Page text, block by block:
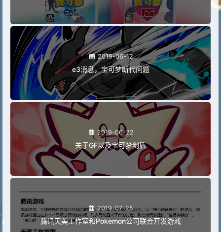
2019-06-12
e3消息，宝可梦断代问题
2019-06-22
关于GF以及宝可梦剑盾
2019-07-25
腾讯天美工作室和Pokemon公司联合开发游戏